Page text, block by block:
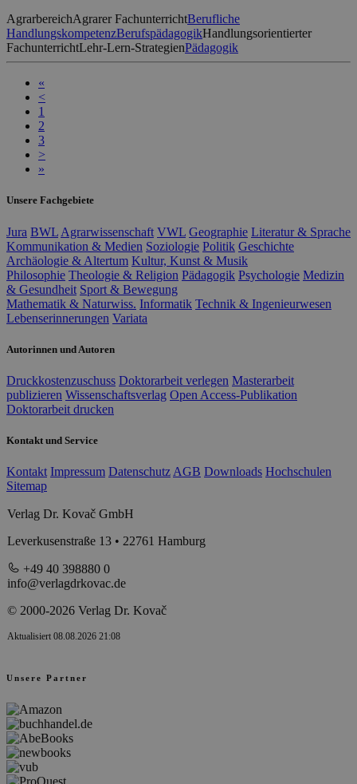
AgrarbereichAgrarer FachunterrichtBerufliche
HandlungskompetenzBerufspädagogikHandlungsorientierter
FachunterrichtLehr-Lern-StrategienPädagogik
«
<
1
2
3
>
»
Unsere Fachgebiete
Jura BWL Agrarwissenschaft VWL Geographie Literatur & Sprache
Kommunikation & Medien Soziologie Politik Geschichte
Archäologie & Altertum Kultur, Kunst & Musik
Philosophie Theologie & Religion Pädagogik Psychologie Medizin
& Gesundheit Sport & Bewegung
Mathematik & Naturwiss. Informatik Technik & Ingenieurwesen
Lebenserinnerungen Variata
Autorinnen und Autoren
Druckkostenzuschuss Doktorarbeit verlegen Masterarbeit
publizieren Wissenschaftsverlag Open Access-Publikation
Doktorarbeit drucken
Kontakt und Service
Kontakt Impressum Datenschutz AGB Downloads Hochschulen
Sitemap
Verlag Dr. Kovač GmbH
Leverkusenstraße 13 • 22761 Hamburg
+49 40 398880 0
info@verlagdrkovac.de
© 2000-2026 Verlag Dr. Kovač
Aktualisiert 08.08.2026 21:08
Unsere Partner